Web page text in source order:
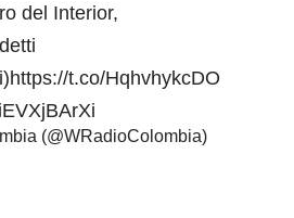
del Interior,
)https://t.co/HqhvhykcDO
(@WRadioColombia)